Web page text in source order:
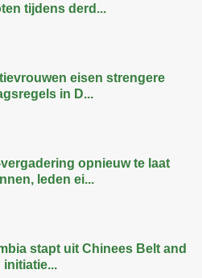
tijdens derd...
eisen strengere
in D...
vergadering opnieuw te laat
leden ei...
stapt uit Chinees Belt and
initiatie...